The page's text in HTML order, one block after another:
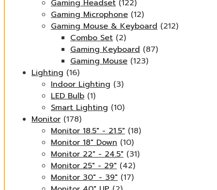
Gaming Headset (122)
Gaming Microphone (12)
Gaming Mouse & Keyboard (212)
Combo Set (2)
Gaming Keyboard (87)
Gaming Mouse (123)
Lighting (16)
Indoor Lighting (3)
LED Bulb (1)
Smart Lighting (10)
Monitor (178)
Monitor 18.5" - 21.5" (18)
Monitor 18" Down (10)
Monitor 22" - 24.5" (31)
Monitor 25" - 29" (42)
Monitor 30" - 39" (17)